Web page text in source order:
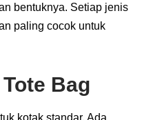
bentuknya. Setiap jenis
paling cocok untuk
Bag
kotak standar. Ada